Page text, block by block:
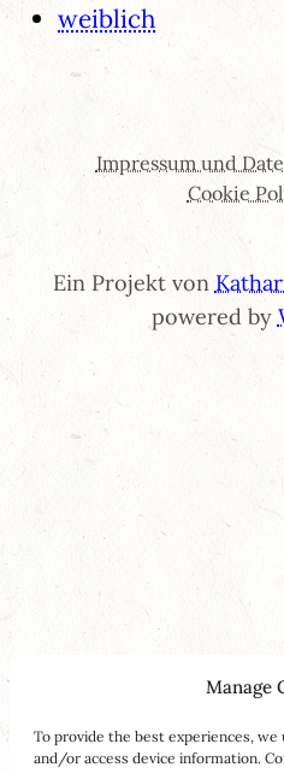
Manage
To provide the best experiences,
and/or access device information.
weiblich
Impressum und
Cookie
Ein Projekt von
powered by